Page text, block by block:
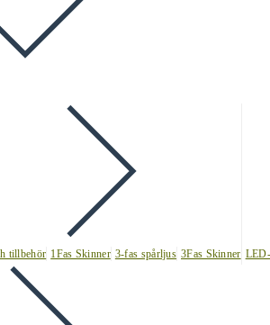
tillbehör 1Fas Skinner 3-fas spårljus 3Fas Skinner